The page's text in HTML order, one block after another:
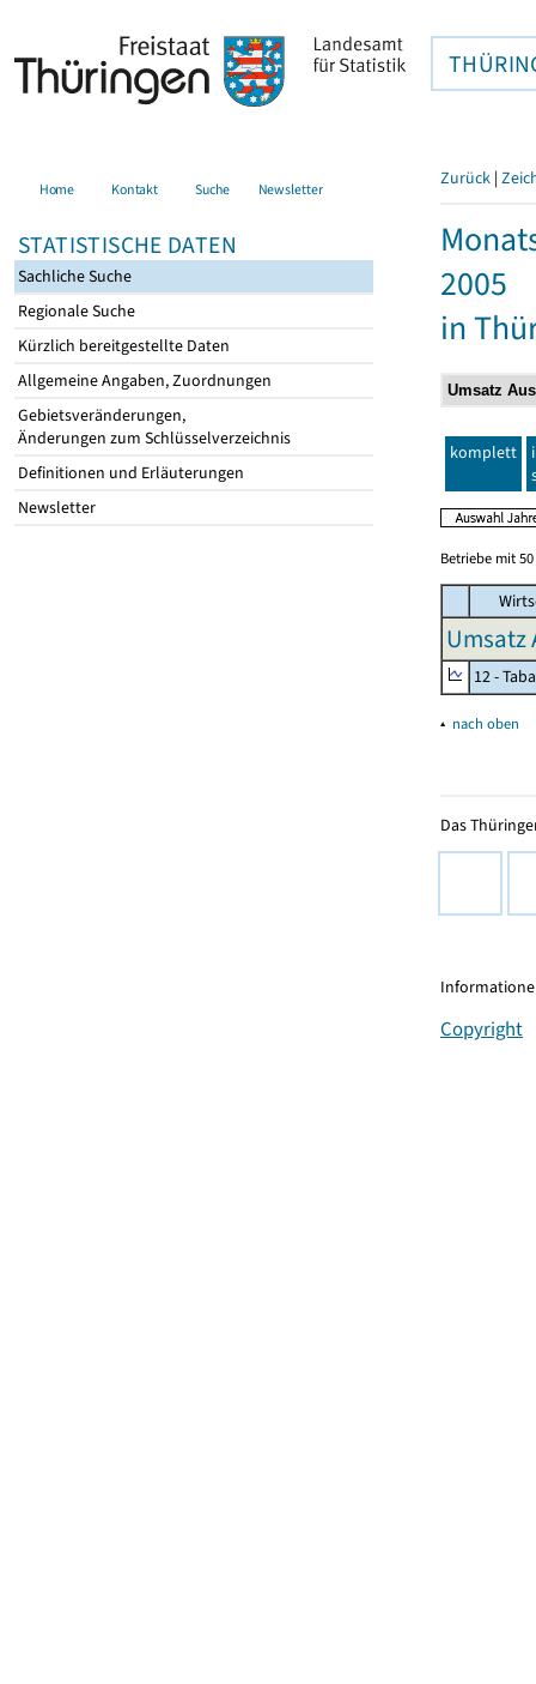
Home Kontakt Suche Newsletter
STATISTISCHE DATEN
Sachliche Suche
Regionale Suche
Kürzlich bereitgestellte Daten
Allgemeine Angaben, Zuordnungen
Gebietsveränderungen,
Änderungen zum Schlüsselverzeichnis
Definitionen und Erläuterungen
Newsletter
Zurück |
2005
in
komplett
Betriebe mit
Umsatz
12 -
▴ nach oben
Das
Copyright